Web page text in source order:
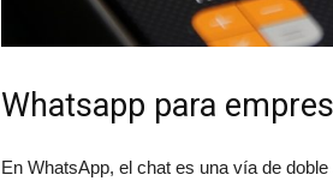
Whatsapp para
En WhatsApp, el chat es una vía de